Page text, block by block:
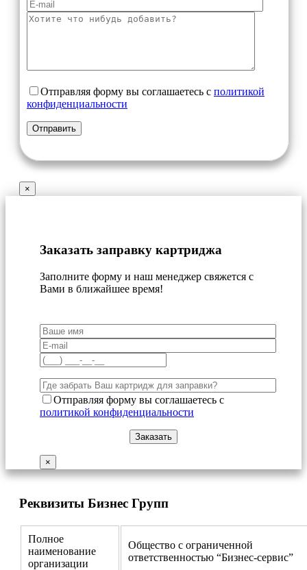
Отправляя форму вы соглашаетесь с политикой
конфиденциальности
×
Заказать заправку картриджа
Заполните форму и наш менеджер свяжется с
Вами в ближайшее время!
Отправляя форму вы соглашаетесь с
политикой конфиденциальности
×
Реквизиты Бизнес Групп
Полное
наименование
организации
Общество с ограниченной
ответственностью “Бизнес-сервис”